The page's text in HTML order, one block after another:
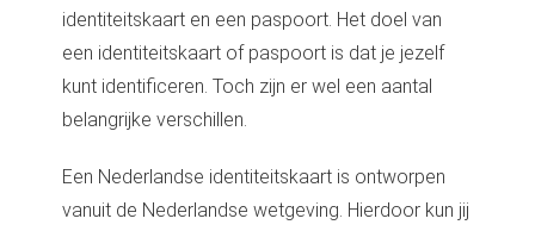
identiteitskaart en een paspoort. Het doel van
een identiteitskaart of paspoort is dat je jezelf
kunt identificeren. Toch zijn er wel een aantal
belangrijke verschillen.
Een Nederlandse identiteitskaart is ontworpen
vanuit de Nederlandse wetgeving. Hierdoor kun jij